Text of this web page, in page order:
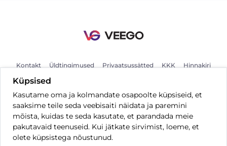
Küpsised
Kasutame oma ja kolmandate osapoolte küpsiseid, et
saaksime teile seda veebisaiti näidata ja paremini
mõista, kuidas te seda kasutate, et parandada meie
pakutavaid teenuseid. Kui jätkate sirvimist, loeme, et
olete küpsistega nõustunud.
Kontakt Üldtingimused Privaatsussätted KKK Hinnakiri
ET